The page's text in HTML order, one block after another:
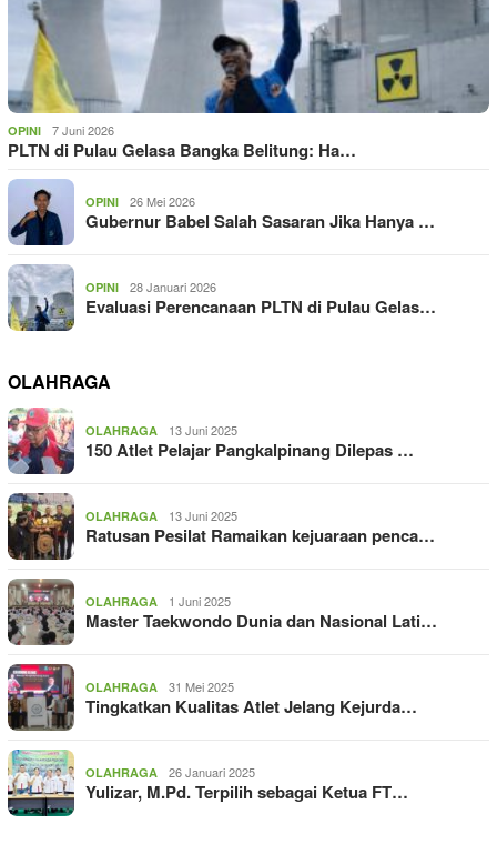
OPINI 7 Juni 2026
PLTN di Pulau Gelasa Bangka Belitung: Ha…
OPINI 26 Mei 2026
Gubernur Babel Salah Sasaran Jika Hanya …
OPINI 28 Januari 2026
Evaluasi Perencanaan PLTN di Pulau Gelas…
OLAHRAGA
OLAHRAGA 13 Juni 2025
150 Atlet Pelajar Pangkalpinang Dilepas …
OLAHRAGA 13 Juni 2025
Ratusan Pesilat Ramaikan kejuaraan penca…
OLAHRAGA 1 Juni 2025
Master Taekwondo Dunia dan Nasional Lati…
OLAHRAGA 31 Mei 2025
Tingkatkan Kualitas Atlet Jelang Kejurda…
OLAHRAGA 26 Januari 2025
Yulizar, M.Pd. Terpilih sebagai Ketua FT…